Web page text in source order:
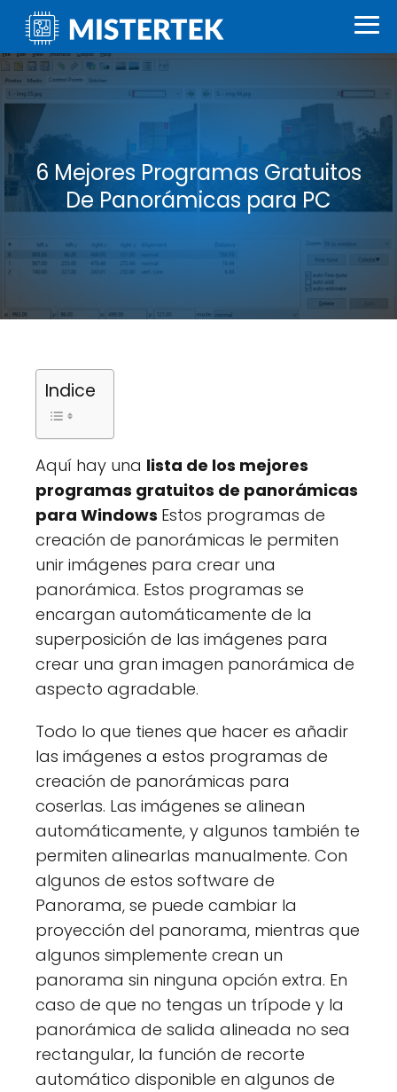
6 Mejores Programas Gratuitos
De Panorámicas para PC
Indice
Aquí hay una lista de los mejores
programas gratuitos de panorámicas
para Windows Estos programas de
creación de panorámicas le permiten
unir imágenes para crear una
panorámica. Estos programas se
encargan automáticamente de la
superposición de las imágenes para
crear una gran imagen panorámica de
aspecto agradable.
Todo lo que tienes que hacer es añadir
las imágenes a estos programas de
creación de panorámicas para
coserlas. Las imágenes se alinean
automáticamente, y algunos también te
permiten alinearlas manualmente. Con
algunos de estos software de
Panorama, se puede cambiar la
proyección del panorama, mientras que
algunos simplemente crean un
panorama sin ninguna opción extra. En
caso de que no tengas un trípode y la
panorámica de salida alineada no sea
rectangular, la función de recorte
automático disponible en algunos de